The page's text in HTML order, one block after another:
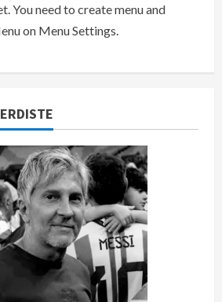
You need to create menu and
on Menu Settings.